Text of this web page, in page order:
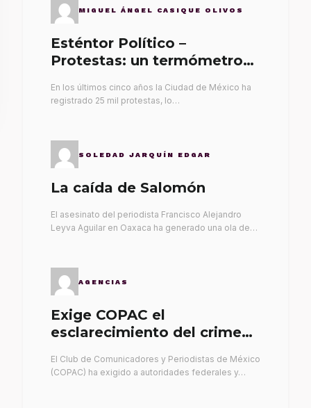
MIGUEL ÁNGEL CASIQUE OLIVOS
Esténtor Político –
Protestas: un termómetro
En los últimos cinco años la Ciudad de México ha
registrado 25 mil protestas, lo…
SOLEDAD JARQUÍN EDGAR
La caída de Salomón
El asesinato del periodista Francisco Alejandro
Leyva Aguilar en Oaxaca ha generado una ola de…
AGENCIAS
Exige COPAC el
esclarecimiento del crimen
El Club de Comunicadores y Periodistas de México
(COPAC) ha exigido a autoridades federales y…